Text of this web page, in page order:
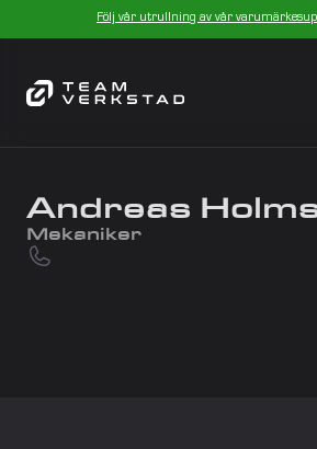
Följ vår utrullning av vår
Andreas
Mekaniker